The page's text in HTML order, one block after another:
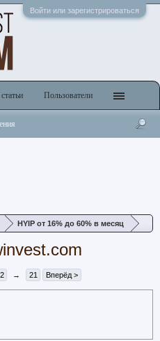
Войти или зарегистрироваться
HYIP от 16% до 60% в месяц
→ 21 Вперёд >
Пользователи